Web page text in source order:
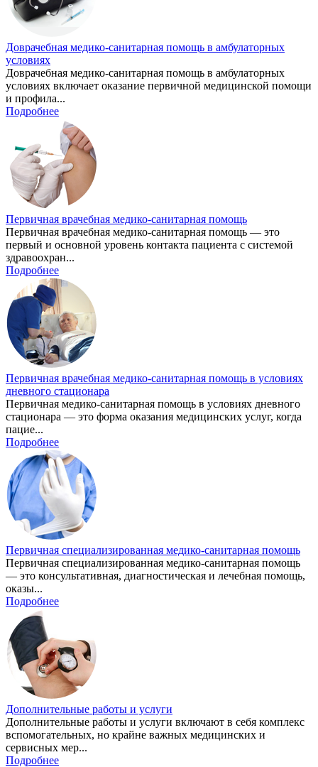
Доврачебная медико-санитарная помощь в амбулаторных
условиях
Доврачебная медико-санитарная помощь в амбулаторных
условиях включает оказание первичной медицинской помощи
и профила...
Подробнее
Первичная врачебная медико-санитарная помощь
Первичная врачебная медико-санитарная помощь — это
первый и основной уровень контакта пациента с системой
здравоохран...
Подробнее
Первичная врачебная медико-санитарная помощь в условиях
дневного стационара
Первичная медико-санитарная помощь в условиях дневного
стационара — это форма оказания медицинских услуг, когда
пацие...
Подробнее
Первичная специализированная медико-санитарная помощь
Первичная специализированная медико-санитарная помощь
— это консультативная, диагностическая и лечебная помощь,
оказы...
Подробнее
Дополнительные работы и услуги
Дополнительные работы и услуги включают в себя комплекс
вспомогательных, но крайне важных медицинских и
сервисных мер...
Подробнее